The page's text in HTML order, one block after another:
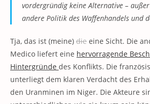
vordergründig keine Alternative –
andere Politik des Waffenhandels und
Tja, das ist (meine) die eine Sicht. Die
Medico liefert eine hervorragende
Hintergründe des Konflikts. Die
unterliegt dem klaren Verdacht des
den Uranminen im Niger. Die Akteure